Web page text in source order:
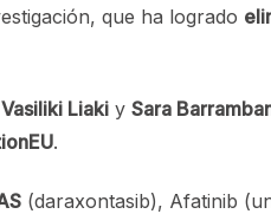
que ha logrado
Vasiliki Liaki y Sara
.
(daraxontasib), Afatinib